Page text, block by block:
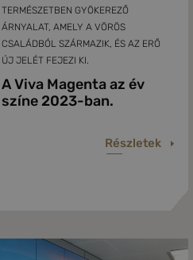
TERMÉSZETBEN GYÖKEREZŐ
ÁRNYALAT, AMELY A VÖRÖS
CSALÁDBÓL SZÁRMAZIK, ÉS AZ ERŐ
ÚJ JELÉT FEJEZI KI.
A Viva Magenta az év
színe 2023-ban.
Részletek